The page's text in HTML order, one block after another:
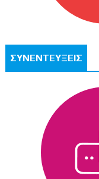
ΣΥΝΕΝΤΕΥΞΕΙΣ